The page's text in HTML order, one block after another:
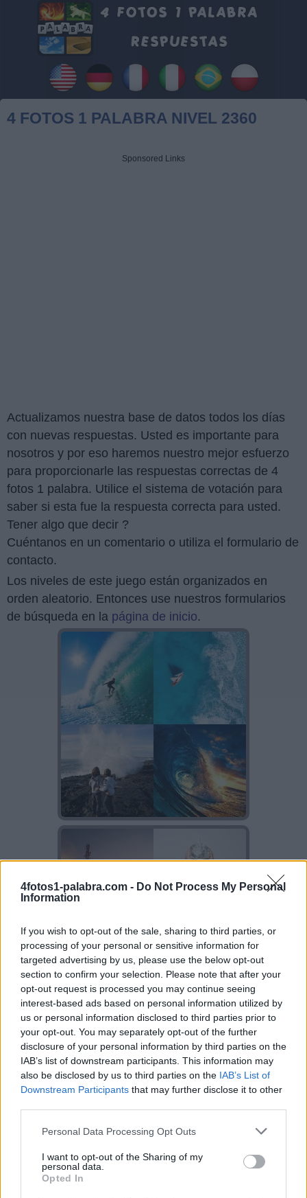
4fotos1-palabra.com - Do Not Process My Personal
Information
If you wish to opt-out of the sale, sharing to third parties, or
processing of your personal or sensitive information for
targeted advertising by us, please use the below opt-out
section to confirm your selection. Please note that after your
opt-out request is processed you may continue seeing
interest-based ads based on personal information utilized by
us or personal information disclosed to third parties prior to
your opt-out. You may separately opt-out of the further
disclosure of your personal information by third parties on the
IAB’s list of downstream participants. This information may
also be disclosed by us to third parties on the IAB’s List of
Downstream Participants that may further disclose it to other
Personal Data Processing Opt Outs
I want to opt-out of the Sharing of my
personal data.
Opted In
4 FOTOS 1 PALABRA NIVEL 2360
Sponsored Links
Actualizamos nuestra base de datos todos los días
con nuevas respuestas. Usted es importante para
nosotros y por eso haremos nuestro mejor esfuerzo
para proporcionarle las respuestas correctas de 4
fotos 1 palabra. Utilice el sistema de votación para
saber si esta fue la respuesta correcta para usted.
Tener algo que decir ?
Cuéntanos en un comentario o utiliza el formulario de
contacto.
Los niveles de este juego están organizados en
orden aleatorio. Entonces use nuestros formularios
de búsqueda en la página de inicio.
Sponsored Links